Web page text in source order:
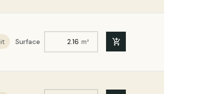
Surface m²